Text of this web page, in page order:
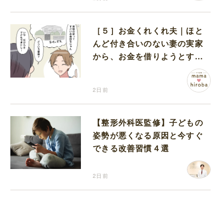
［５］お金くれくれ夫｜ほと
んど付き合いのない妻の実家
から、お金を借りようとする
2日前
【整形外科医監修】子どもの
姿勢が悪くなる原因と今すぐ
できる改善習慣４選
2日前